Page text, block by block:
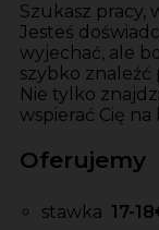
Szukasz pracy,
Jesteś
wyjechać, ale
szybko znaleźć
Nie tylko
wspierać Cię na
Oferujemy
stawka 17-18